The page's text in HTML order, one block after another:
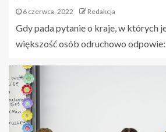
6 czerwca, 2022 Redakcja
Gdy pada pytanie o kraje, w których
większość osób odruchowo